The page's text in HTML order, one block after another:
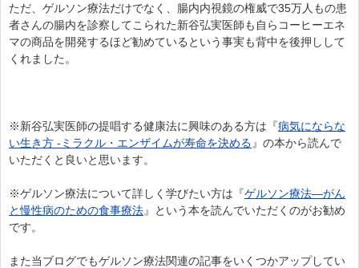
ただ、ゲルソン療法だけでなく、腸内内視鏡の権威で35万人もの患
者さんの腸内を診察してこられた新谷弘実医師も自らコーヒーエネ
マの商品を開発するほど勧めているという事実も背中を後押しして
くれました。
※新谷弘実医師の提唱する健康法に興味のある方は『病気にならな
い生き方 -ミラクル・エンザイムが寿命を決める 』の本から読んで
いただくと良いと思います。
※ゲルソン療法について詳しく学びたい方は『ゲルソン療法―がん
と慢性病のための食事療法』という本を読んでいただくのがお勧め
です。
また当ブログでもゲルソン療法関連の記事をいくつかアップしてい